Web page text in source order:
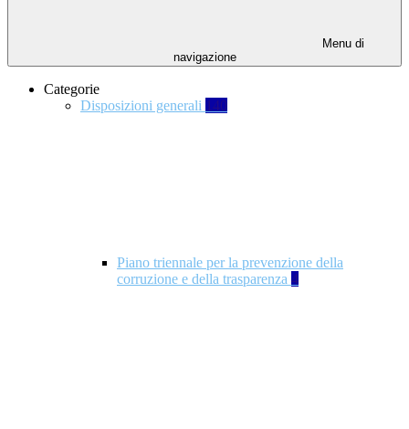
Menu di
navigazione
Categorie
Disposizioni generali 140
Piano triennale per la prevenzione della
corruzione e della trasparenza 4